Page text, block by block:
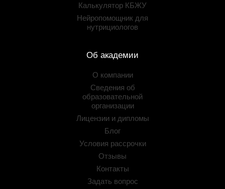
Калькулятор КБЖУ
Нейропомощник для
нутрициологов
Об академии
О компании
Сведения об
образовательной
организации
Лицензии и дипломы
Блог
Условия рассрочки
Отзывы
Контакты
Задать вопрос